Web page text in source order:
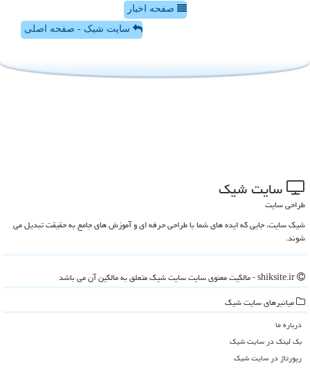
صفحه اخبار
سایت شیک - صفحه اصلی
سایت شیك
طراحی سایت
شیک سایت، جایی که ایده های شما با طراحی حرفه ای و آموزش های جامع به حقیقت تبدیل می
شوند.
میانبرهای سایت شیك
درباره ما
بک لینک در سایت شیك
رپورتاژ در سایت شیك